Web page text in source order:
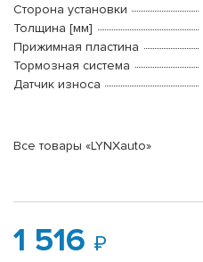
Сторона установки
Толщина [мм]
Прижимная пластина
Тормозная система
Датчик износа
Все товары «LYNXauto»
1 516